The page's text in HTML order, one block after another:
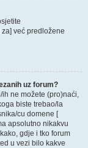
već predložene
uz forum?
ih ne možete (pro)naći,
biste trebao/la
cu domene [
apsolutno nikakvu
gdje i tko forum
u vezi bilo kakve